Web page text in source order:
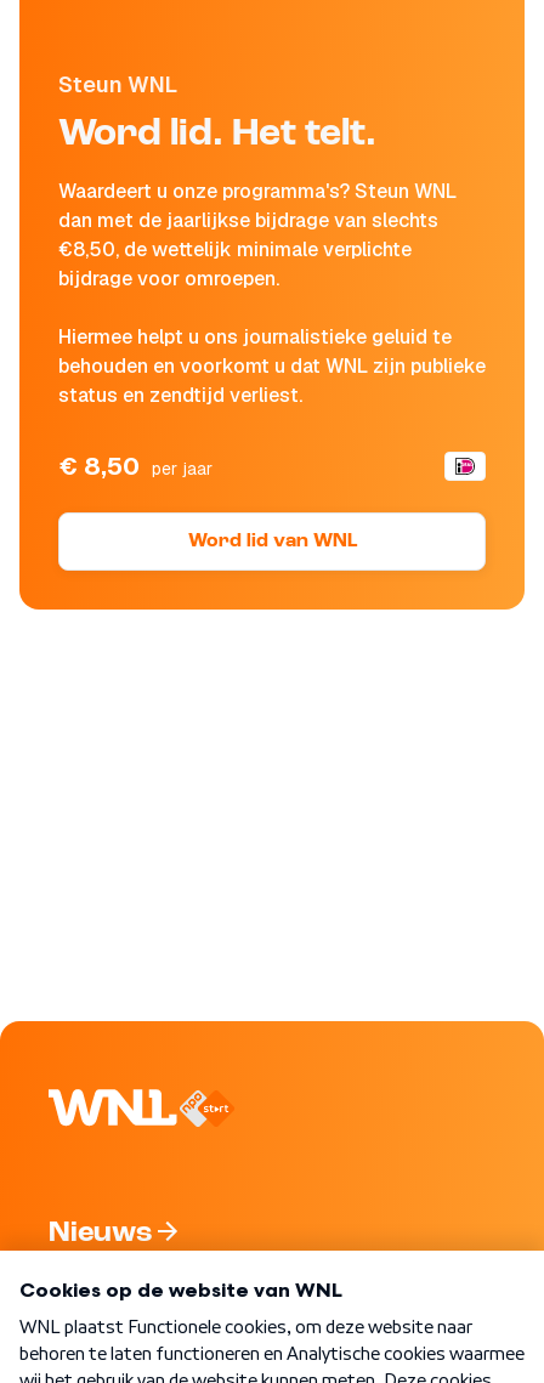
Steun WNL
Word lid. Het telt.
Waardeert u onze programma's? Steun WNL
dan met de jaarlijkse bijdrage van slechts
€8,50, de wettelijk minimale verplichte
bijdrage voor omroepen.
Hiermee helpt u ons journalistieke geluid te
behouden en voorkomt u dat WNL zijn publieke
status en zendtijd verliest.
€ 8,50 per jaar
Word lid van WNL
Nieuws
Nieuwsbrief